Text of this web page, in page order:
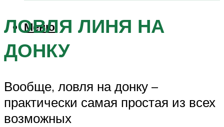
Меню
ЛОВЛЯ ЛИНЯ НА
ДОНКУ
Вообще, ловля на донку –
практически самая простая из всех
возможных